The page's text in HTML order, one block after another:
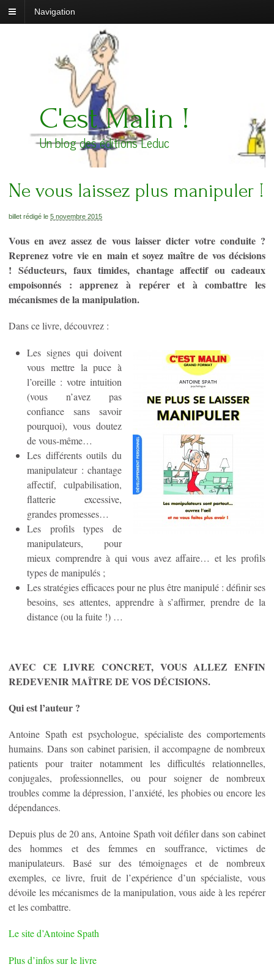
Navigation
C'est Malin !
Un blog des éditions Leduc
Ne vous laissez plus manipuler !
billet rédigé le 5 novembre 2015
Vous en avez assez de vous laisser dicter votre conduite ?
Reprenez votre vie en main et soyez maître de vos décisions
! Séducteurs, faux timides, chantage affectif ou cadeaux
empoisonnés : apprenez à repérer et à combattre les
mécanismes de la manipulation.
Dans ce livre, découvrez :
Les signes qui doivent
vous mettre la puce à
l’oreille : votre intuition
(vous n’avez pas
confiance sans savoir
pourquoi), vous doutez
de vous-même…
Les différents outils du
manipulateur : chantage
affectif, culpabilisation,
flatterie excessive,
grandes promesses…
Les profils types de
manipulateurs, pour
mieux comprendre à qui vous avez affaire… et les profils
types de manipulés ;
Les stratégies efficaces pour ne plus être manipulé : définir ses
besoins, ses attentes, apprendre à s’affirmer, prendre de la
distance (ou la fuite !) …
AVEC CE LIVRE CONCRET, VOUS ALLEZ ENFIN
REDEVENIR MAÎTRE DE VOS DÉCISIONS.
Qui est l’auteur ?
Antoine Spath est psychologue, spécialiste des comportements
humains. Dans son cabinet parisien, il accompagne de nombreux
patients pour traiter notamment les difficultés relationnelles,
conjugales, professionnelles, ou pour soigner de nombreux
troubles comme la dépression, l’anxiété, les phobies ou encore les
dépendances.
Depuis plus de 20 ans, Antoine Spath voit défiler dans son cabinet
des hommes et des femmes en souffrance, victimes de
manipulateurs. Basé sur des témoignages et de nombreux
exemples, ce livre, fruit de l’expérience d’un spécialiste, vous
dévoile les mécanismes de la manipulation, vous aide à les repérer
et les combattre.
Le site d’Antoine Spath
Plus d’infos sur le livre